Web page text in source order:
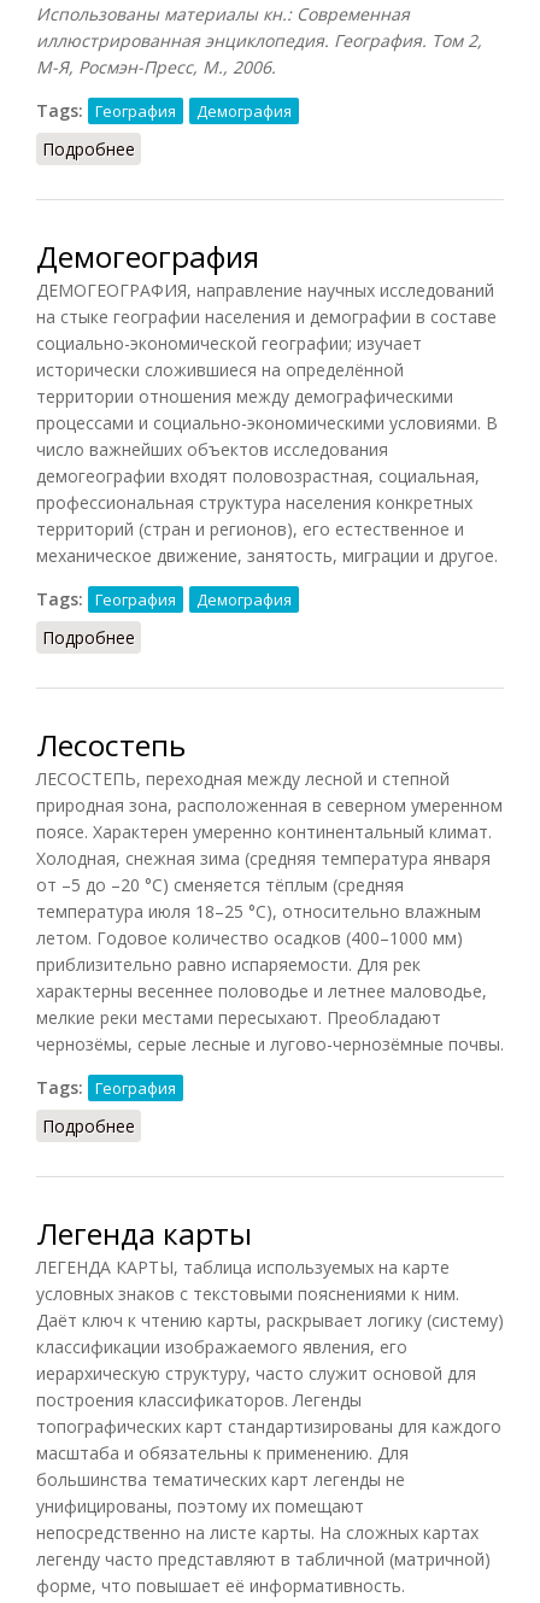
Использованы материалы кн.: Современная
иллюстрированная энциклопедия. География. Том 2,
М-Я, Росмэн-Пресс, М., 2006.
Tags:
География Демография
Подробнее
Демогеография
ДЕМОГЕОГРАФИЯ, направление научных исследований
на стыке географии населения и демографии в составе
социально-экономической географии; изучает
исторически сложившиеся на определённой
территории отношения между демографическими
процессами и социально-экономическими условиями. В
число важнейших объектов исследования
демогеографии входят половозрастная, социальная,
профессиональная структура населения конкретных
территорий (стран и регионов), его естественное и
механическое движение, занятость, миграции и другое.
Tags:
География Демография
Подробнее
Лесостепь
ЛЕСОСТЕПЬ, переходная между лесной и степной
природная зона, расположенная в северном умеренном
поясе. Характерен умеренно континентальный климат.
Холодная, снежная зима (средняя температура января
от –5 до –20 °C) сменяется тёплым (средняя
температура июля 18–25 °C), относительно влажным
летом. Годовое количество осадков (400–1000 мм)
приблизительно равно испаряемости. Для рек
характерны весеннее половодье и летнее маловодье,
мелкие реки местами пересыхают. Преобладают
чернозёмы, серые лесные и лугово-чернозёмные почвы.
Tags:
География
Подробнее
Легенда карты
ЛЕГЕНДА КАРТЫ, таблица используемых на карте
условных знаков с текстовыми пояснениями к ним.
Даёт ключ к чтению карты, раскрывает логику (систему)
классификации изображаемого явления, его
иерархическую структуру, часто служит основой для
построения классификаторов. Легенды
топографических карт стандартизированы для каждого
масштаба и обязательны к применению. Для
большинства тематических карт легенды не
унифицированы, поэтому их помещают
непосредственно на листе карты. На сложных картах
легенду часто представляют в табличной (матричной)
форме, что повышает её информативность.